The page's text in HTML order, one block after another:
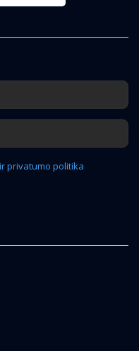
privatumo politika